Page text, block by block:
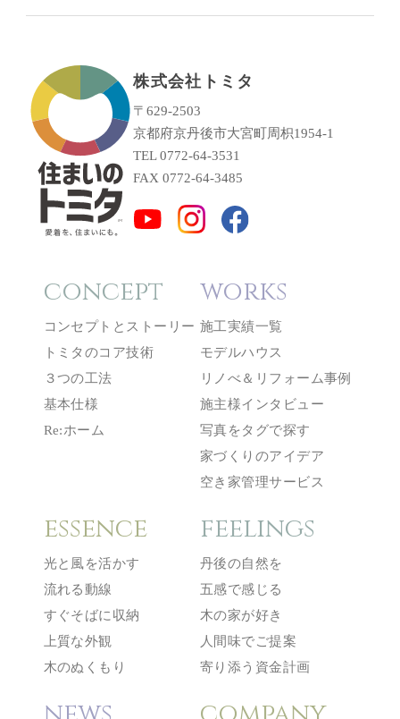
株式会社トミタ
〒629-2503
京都府京丹後市大宮町周枳1954-1
TEL 0772-64-3531
FAX 0772-64-3485
concept
コンセプトとストーリー
トミタのコア技術
３つの工法
基本仕様
Re:ホーム
works
施工実績一覧
モデルハウス
リノべ＆リフォーム事例
施主様インタビュー
写真をタグで探す
家づくりのアイデア
空き家管理サービス
essence
光と風を活かす
流れる動線
すぐそばに収納
上質な外観
木のぬくもり
feelings
丹後の自然を
五感で感じる
木の家が好き
人間味でご提案
寄り添う資金計画